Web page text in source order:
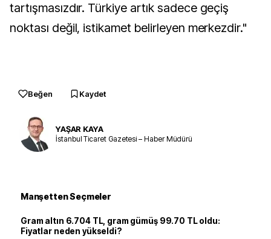
tartışmasızdır. Türkiye artık sadece geçiş
noktası değil, istikamet belirleyen merkezdir."
Beğen Kaydet
YAŞAR KAYA
İstanbul Ticaret Gazetesi – Haber Müdürü
Manşetten Seçmeler
Gram altın 6.704 TL, gram gümüş 99.70 TL oldu:
Fiyatlar neden yükseldi?